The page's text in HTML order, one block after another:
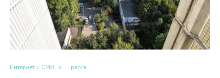
Интернет и СМИ Пресса